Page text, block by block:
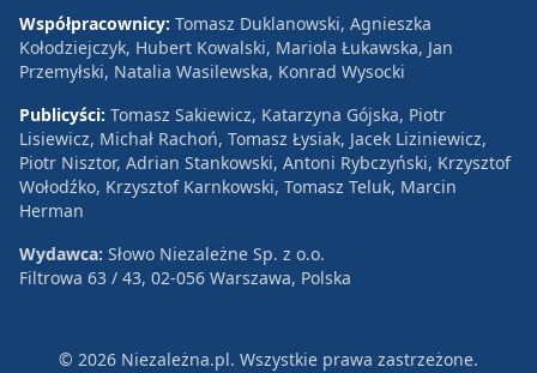
Współpracownicy: Tomasz Duklanowski, Agnieszka
Kołodziejczyk, Hubert Kowalski, Mariola Łukawska, Jan
Przemyłski, Natalia Wasilewska, Konrad Wysocki
Publicyści: Tomasz Sakiewicz, Katarzyna Gójska, Piotr
Lisiewicz, Michał Rachoń, Tomasz Łysiak, Jacek Liziniewicz,
Piotr Nisztor, Adrian Stankowski, Antoni Rybczyński, Krzysztof
Wołodźko, Krzysztof Karnkowski, Tomasz Teluk, Marcin
Herman
Wydawca: Słowo Niezależne Sp. z o.o.
Filtrowa 63 / 43, 02-056 Warszawa, Polska
© 2026 Niezależna.pl. Wszystkie prawa zastrzeżone.